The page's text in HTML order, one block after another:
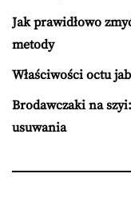
Jak prawidłowo
metody
Właściwości octu
Brodawczaki na
usuwania